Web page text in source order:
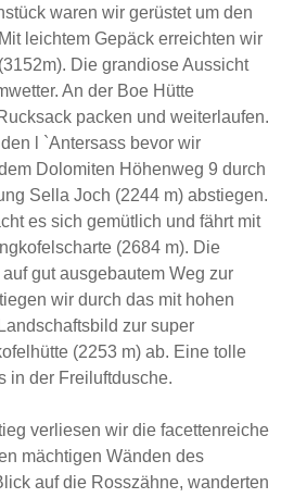
waren wir gerüstet um den
leichtem Gepäck erreichten wir
Die grandiose Aussicht
An der Boe Hütte
packen und weiterlaufen.
l `Antersass bevor wir
Dolomiten Höhenweg 9 durch
Sella Joch (2244 m) abstiegen.
es sich gemütlich und fährt mit
(2684 m). Die
gut ausgebautem Weg zur
wir durch das mit hohen
zur super
(2253 m) ab. Eine tolle
in der Freiluftdusche.
verliesen wir die facettenreiche
mächtigen Wänden des
auf die Rosszähne, wanderten